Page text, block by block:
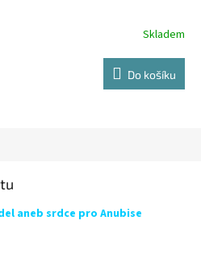
Skladem
Do košíku
aneb srdce pro Anubise